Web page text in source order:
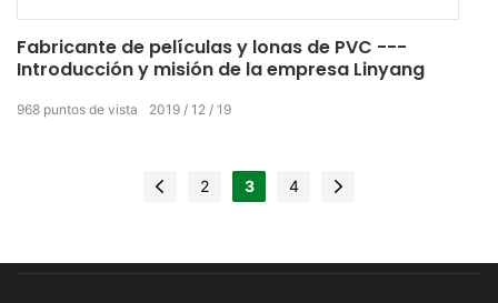
Fabricante de películas y lonas de PVC ---
Introducción y misión de la empresa Linyang
2019 12 19
968 puntos de vista
2 3 4